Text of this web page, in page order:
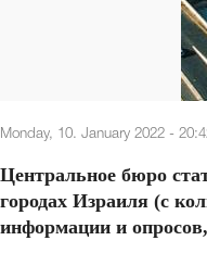
Monday, 10. January 2022 -
Центральное бюро
городах Израиля (с
информации и